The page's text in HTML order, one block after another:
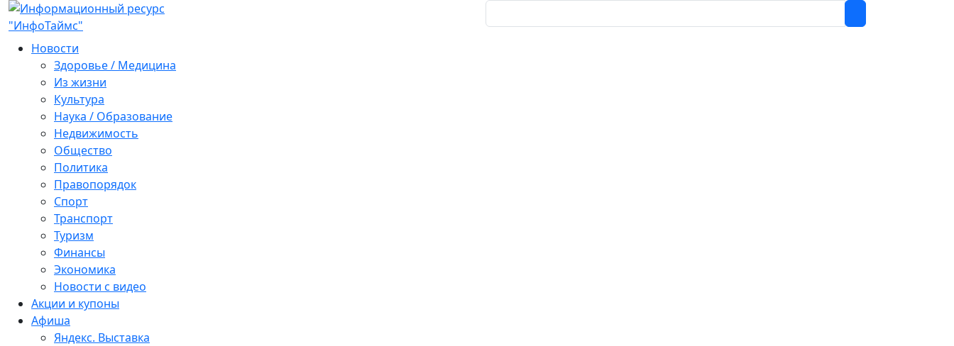
Новости
Здоровье / Медицина
Из жизни
Культура
Наука / Образование
Недвижимость
Общество
Политика
Правопорядок
Спорт
Транспорт
Туризм
Финансы
Экономика
Новости с видео
Акции и купоны
Афиша
Яндекс. Выставка